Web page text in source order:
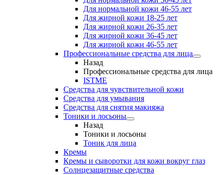
Для нормальной кожи 46-55 лет
Для жирной кожи 18-25 лет
Для жирной кожи 26-35 лет
Для жирной кожи 36-45 лет
Для жирной кожи 46-55 лет
Профессиональные средства для лица
Назад
Профессиональные средства для лица
ISTME
Средства для чувствительной кожи
Средства для умывания
Средства для снятия макияжа
Тоники и лосьоны
Назад
Тоники и лосьоны
Тоник для лица
Кремы
Кремы и сыворотки для кожи вокруг глаз
Солнцезащитные средства